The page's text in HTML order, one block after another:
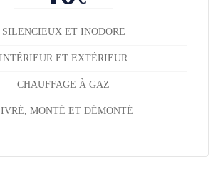
SILENCIEUX ET INODORE
INTÉRIEUR ET EXTÉRIEUR
CHAUFFAGE À GAZ
MONTÉ ET DÉMONTÉ